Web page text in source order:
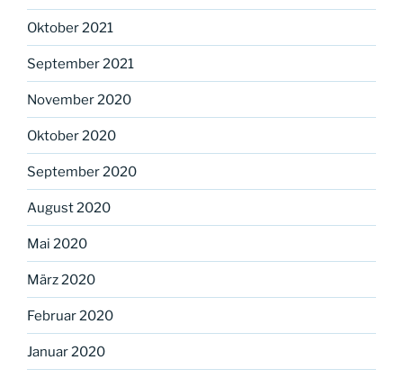
Oktober 2021
September 2021
November 2020
Oktober 2020
September 2020
August 2020
Mai 2020
März 2020
Februar 2020
Januar 2020